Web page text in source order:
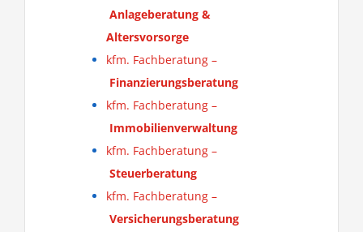
Anlageberatung &
Altersvorsorge
kfm. Fachberatung –
Finanzierungsberatung
kfm. Fachberatung –
Immobilienverwaltung
kfm. Fachberatung –
Steuerberatung
kfm. Fachberatung –
Versicherungsberatung